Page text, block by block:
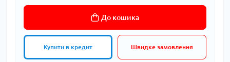
До кошика
Купити в кредит Швидке замовлення